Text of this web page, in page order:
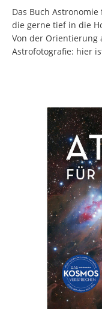
Das Buch
die gerne tief in die
Von der Orientierung
Astrofotografie: hier